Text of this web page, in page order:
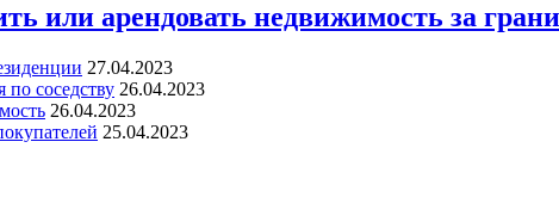
или арендовать недвижимость за
27.04.2023
соседству 26.04.2023
26.04.2023
25.04.2023